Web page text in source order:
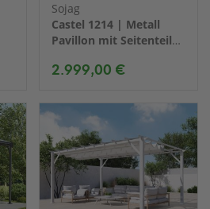
Sojag
Castel 1214 | Metall
Pavillon mit Seitenteilen
2.999,00 €